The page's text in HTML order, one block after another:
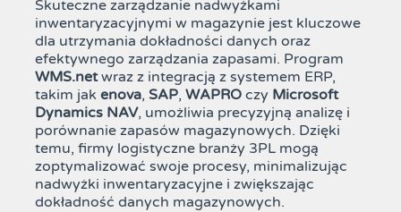
Skuteczne zarządzanie nadwyżkami
inwentaryzacyjnymi w magazynie jest kluczowe
dla utrzymania dokładności danych oraz
efektywnego zarządzania zapasami. Program
WMS.netwraz z integracją z systemem ERP,
takim jak enova, SAP, WAPROczy Microsoft
Dynamics NAV, umożliwia precyzyjną analizę i
porównanie zapasów magazynowych. Dzięki
temu, firmy logistyczne branży 3PL mogą
zoptymalizować swoje procesy, minimalizując
nadwyżki inwentaryzacyjne i zwiększając
dokładność danych magazynowych.